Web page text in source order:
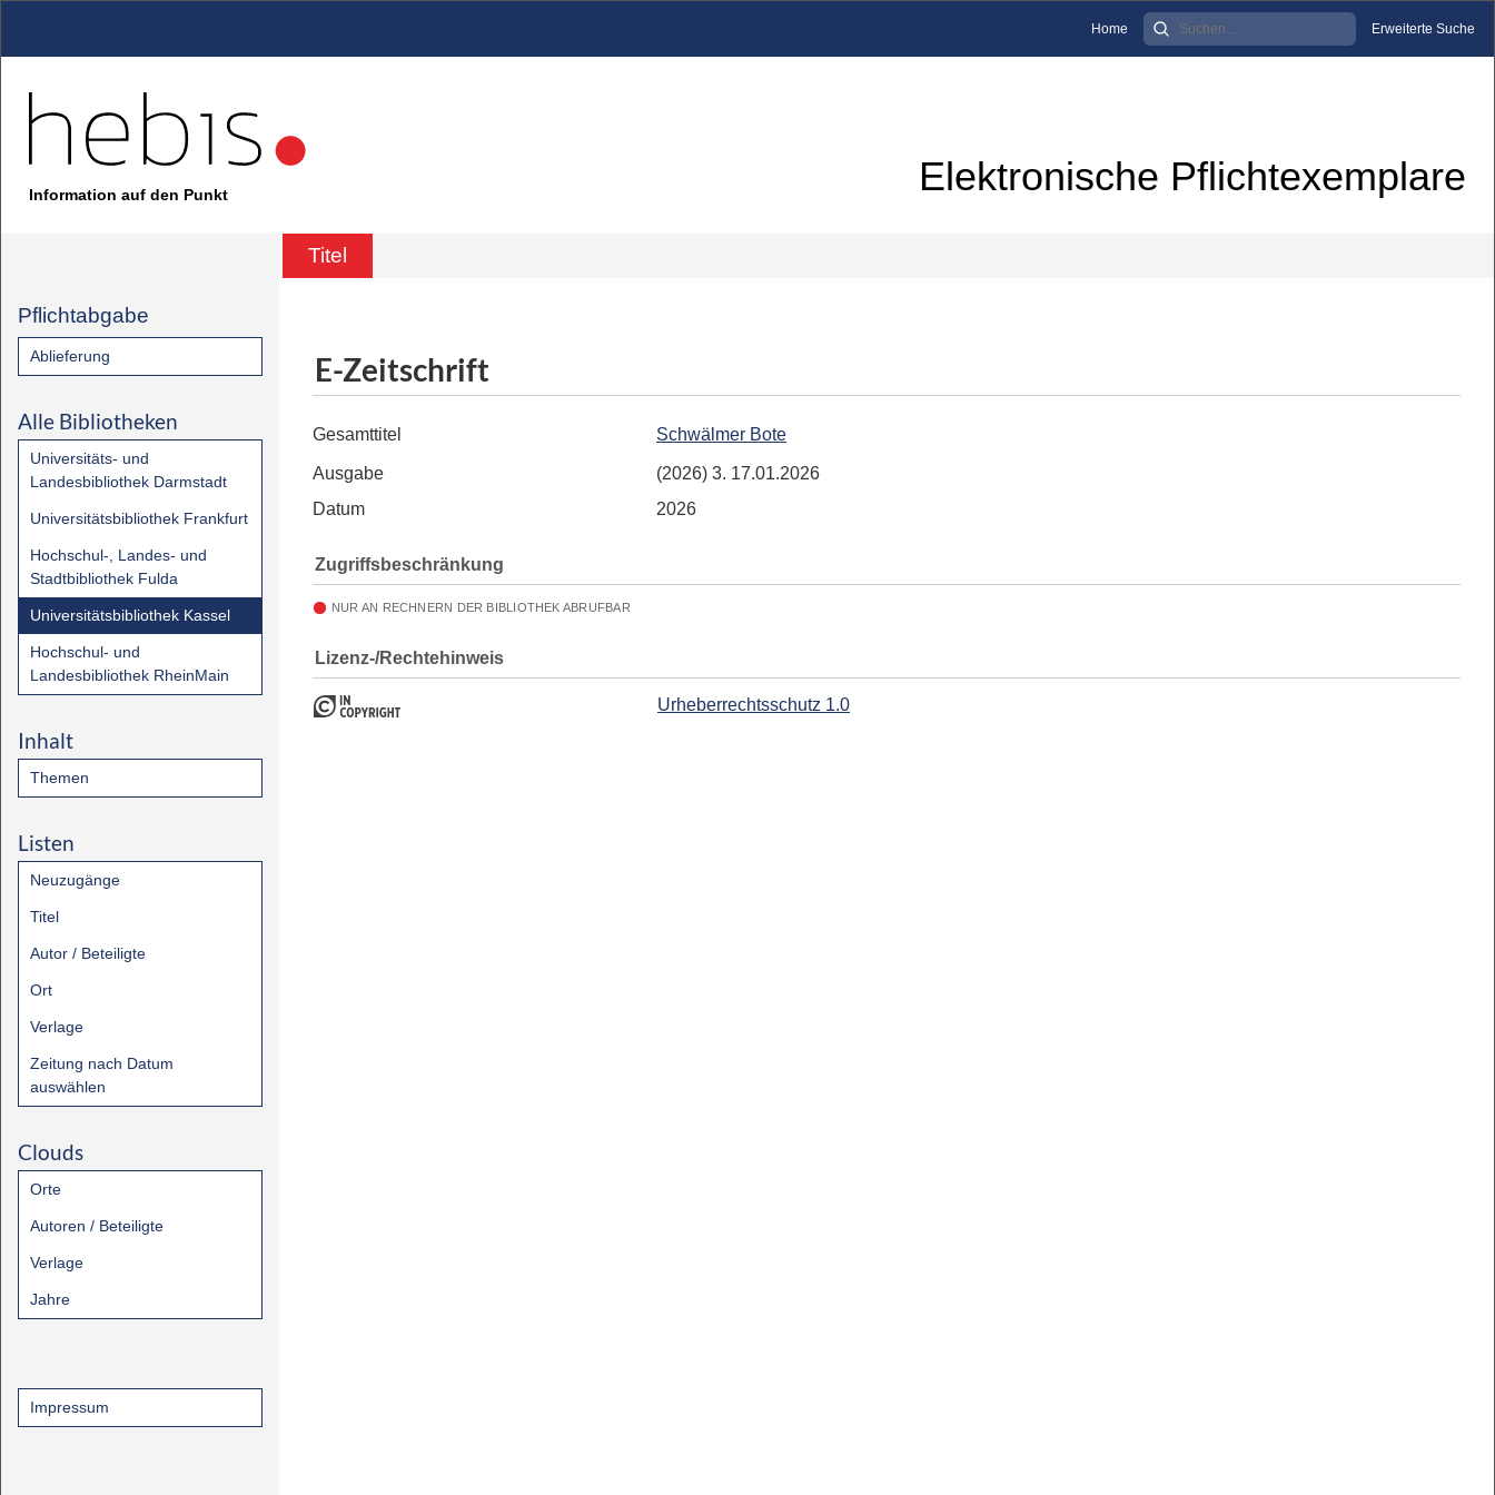
Home Erweiterte Suche
Information auf den Punkt Elektronische Pflichtexemplare
Titel
Pflichtabgabe
Ablieferung
Alle Bibliotheken
Universitäts- und
Landesbibliothek Darmstadt
Universitätsbibliothek Frankfurt
Hochschul-, Landes- und
Stadtbibliothek Fulda
Universitätsbibliothek Kassel
Hochschul- und
Landesbibliothek RheinMain
Inhalt
Themen
Listen
Neuzugänge
Titel
Autor / Beteiligte
Ort
Verlage
Zeitung nach Datum
auswählen
Clouds
Orte
Autoren / Beteiligte
Verlage
Jahre
Impressum
E-Zeitschrift
Gesamttitel Schwälmer Bote
Ausgabe
(2026) 3. 17.01.2026
Datum
2026
Zugriffsbeschränkung
NUR AN RECHNERN DER BIBLIOTHEK ABRUFBAR
Lizenz-/Rechtehinweis
Urheberrechtsschutz 1.0